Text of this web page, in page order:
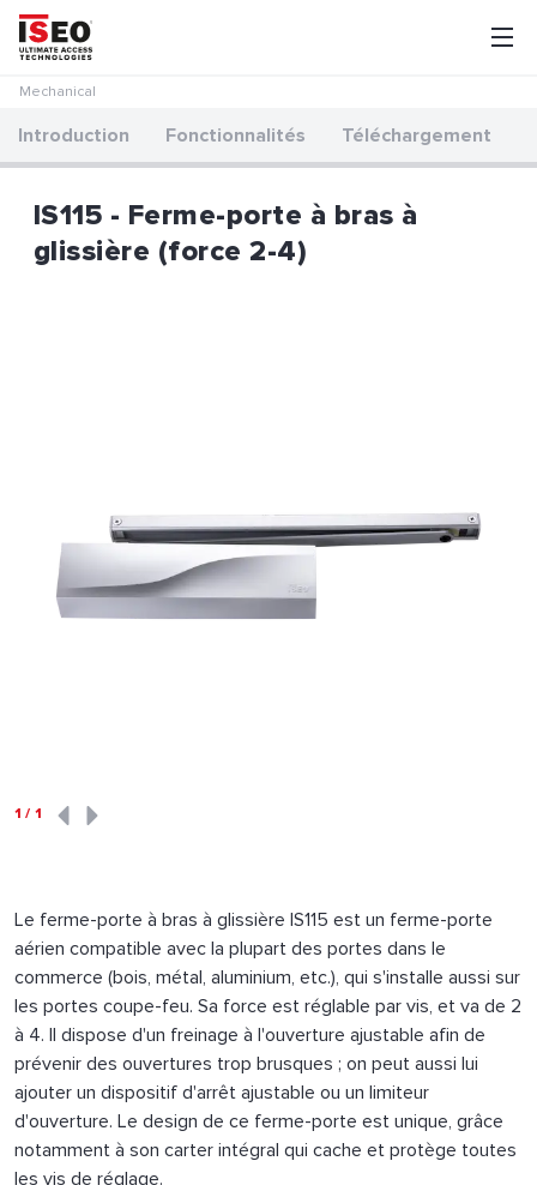
Mechanical
Introduction Fonctionnalités Téléchargement
IS115 - Ferme-porte à bras à
glissière (force 2-4)
1 / 1
Le ferme-porte à bras à glissière IS115 est un ferme-porte
aérien compatible avec la plupart des portes dans le
commerce (bois, métal, aluminium, etc.), qui s'installe aussi sur
les portes coupe-feu. Sa force est réglable par vis, et va de 2
à 4. Il dispose d'un freinage à l'ouverture ajustable afin de
prévenir des ouvertures trop brusques ; on peut aussi lui
ajouter un dispositif d'arrêt ajustable ou un limiteur
d'ouverture. Le design de ce ferme-porte est unique, grâce
notamment à son carter intégral qui cache et protège toutes
les vis de réglage.